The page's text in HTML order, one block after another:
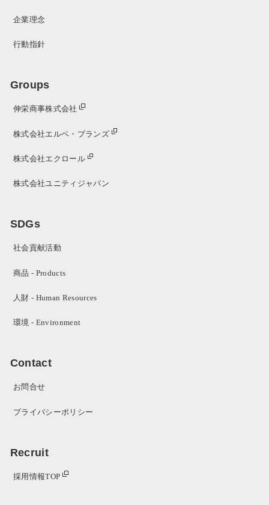
企業理念
行動指針
Groups
伸栄商事株式会社
株式会社エルベ・プランズ
株式会社エクロール
株式会社ユニティジャパン
SDGs
社会貢献活動
商品 - Products
人財 - Human Resources
環境 - Environment
Contact
お問合せ
プライバシーポリシー
Recruit
採用情報TOP